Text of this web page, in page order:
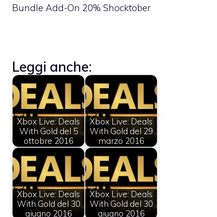
Bundle Add-On 20% Shocktober
Leggi anche:
Xbox Live: Deals
With Gold del 5
ottobre 2016
Xbox Live: Deals
With Gold del 29
marzo 2016
Xbox Live: Deals
With Gold del 30
giugno 2016
Xbox Live: Deals
With Gold del 30
giugno 2016